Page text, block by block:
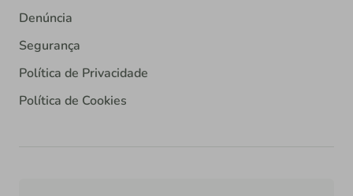
Denúncia
Segurança
Política de Privacidade
Política de Cookies